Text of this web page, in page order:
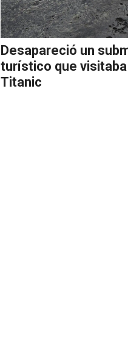
Desapareció un
turístico que
Titanic